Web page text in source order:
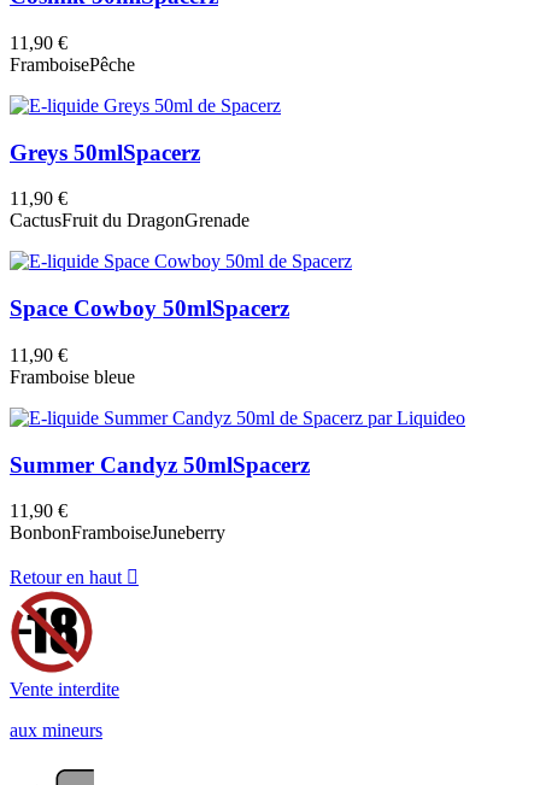
11,90 €
FramboisePêche
Greys 50mlSpacerz
11,90 €
CactusFruit du DragonGrenade
Space Cowboy 50mlSpacerz
11,90 €
Framboise bleue
Summer Candyz 50mlSpacerz
11,90 €
BonbonFramboiseJuneberry
Retour en haut 
Vente interdite
aux mineurs